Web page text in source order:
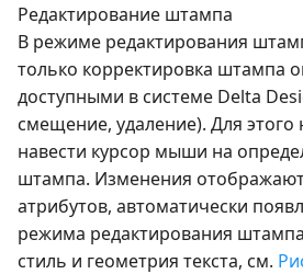
Редактирование штампа
В режиме редактирования
только корректировка штампа
доступными в системе Delta
смещение, удаление). Для
навести курсор мыши на
штампа. Изменения
атрибутов, автоматически
режима редактирования
стиль и геометрия текста, см.